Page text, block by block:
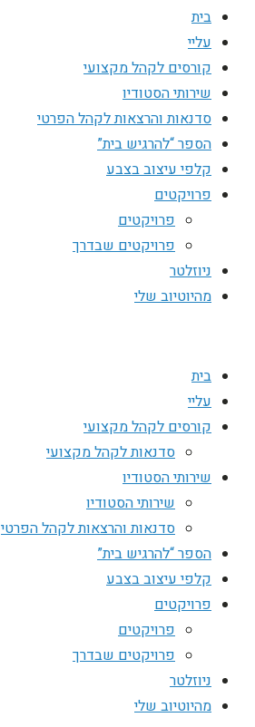
בית
עליי
קורסים לקהל מקצועי
שירותי הסטודיו
סדנאות והרצאות לקהל הפרטי
הספר “להרגיש בית”
קלפי עיצוב בצבע
פרויקטים
פרויקטים
פרויקטים שבדרך
ניוזלטר
מהיוטיוב שלי
בית
עליי
קורסים לקהל מקצועי
סדנאות לקהל מקצועי
שירותי הסטודיו
שירותי הסטודיו
סדנאות והרצאות לקהל הפרטי
הספר “להרגיש בית”
קלפי עיצוב בצבע
פרויקטים
פרויקטים
פרויקטים שבדרך
ניוזלטר
מהיוטיוב שלי